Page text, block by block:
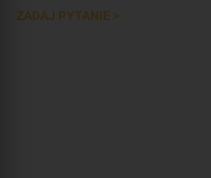
ZADAJ PYTANIE >